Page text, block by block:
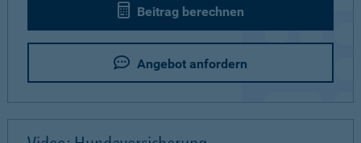
Beitrag berechnen
Angebot anfordern